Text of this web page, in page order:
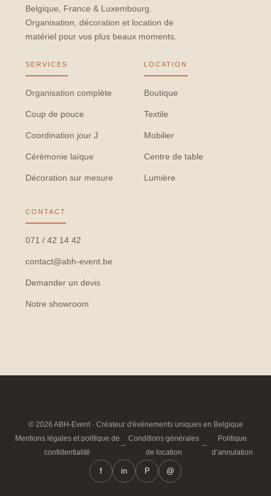
Belgique, France & Luxembourg.
Organisation, décoration et location de
matériel pour vos plus beaux moments.
SERVICES
Organisation complète
Coup de pouce
Coordination jour J
Cérémonie laïque
Décoration sur mesure
LOCATION
Boutique
Textile
Mobilier
Centre de table
Lumière
CONTACT
071 / 42 14 42
contact@abh-event.be
Demander un devis
Notre showroom
© 2026 ABH-Event · Créateur d'événements uniques en Belgique
Mentions légales et politique de
confidentialité
–
Conditions générales
de location
–
Politique
d’annulation
f in P @